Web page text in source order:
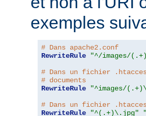
exemples
# Dans apache2.conf
RewriteRule
"^/images/
# Dans un fichier
# documents
RewriteRule
"^images/
# Dans un fichier
RewriteRule
"^(.+)\.jpg"